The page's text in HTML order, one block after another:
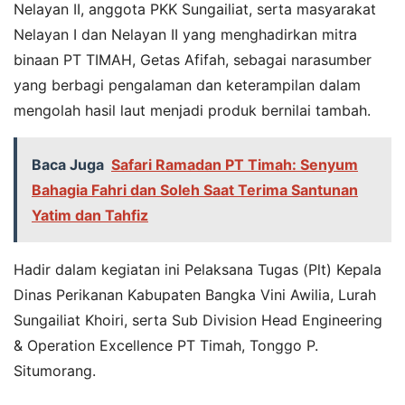
Nelayan II, anggota PKK Sungailiat, serta masyarakat
Nelayan I dan Nelayan II yang menghadirkan mitra
binaan PT TIMAH, Getas Afifah, sebagai narasumber
yang berbagi pengalaman dan keterampilan dalam
mengolah hasil laut menjadi produk bernilai tambah.
Baca Juga Safari Ramadan PT Timah: Senyum
Bahagia Fahri dan Soleh Saat Terima Santunan
Yatim dan Tahfiz
Hadir dalam kegiatan ini Pelaksana Tugas (Plt) Kepala
Dinas Perikanan Kabupaten Bangka Vini Awilia, Lurah
Sungailiat Khoiri, serta Sub Division Head Engineering
& Operation Excellence PT Timah, Tonggo P.
Situmorang.